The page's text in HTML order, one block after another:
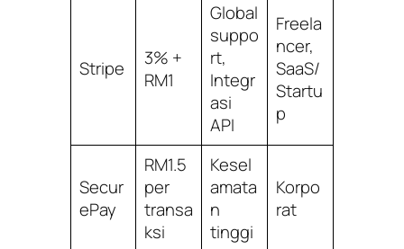
Stripe
3% +
RM1
Global
suppo
rt,
Integr
asi
API
Freela
ncer,
SaaS/
Startu
p
Secur
ePay
RM1.5
per
transa
ksi
Kesel
amata
n
tinggi
Korpo
rat